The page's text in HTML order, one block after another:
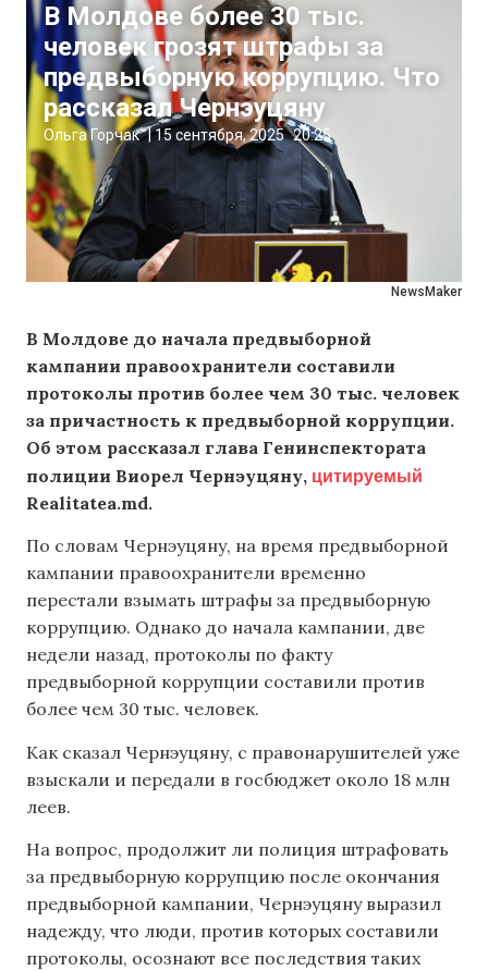
NewsMaker
В Молдове более 30 тыс.
человек грозят штрафы за
предвыборную коррупцию. Что
рассказал Чернэуцяну
Ольга Горчак |15 сентября, 2025 20:25
В Молдове до начала предвыборной
кампании правоохранители составили
протоколы против более чем 30 тыс. человек
за причастность к предвыборной коррупции.
Об этом рассказал глава Генинспектората
полиции Виорел Чернэуцяну, цитируемый
Realitatea.md.
По словам Чернэуцяну, на время предвыборной
кампании правоохранители временно
перестали взымать штрафы за предвыборную
коррупцию. Однако до начала кампании, две
недели назад, протоколы по факту
предвыборной коррупции составили против
более чем 30 тыс. человек.
Как сказал Чернэуцяну, с правонарушителей уже
взыскали и передали в госбюджет около 18 млн
леев.
На вопрос, продолжит ли полиция штрафовать
за предвыборную коррупцию после окончания
предвыборной кампании, Чернэуцяну выразил
надежду, что люди, против которых составили
протоколы, осознают все последствия таких